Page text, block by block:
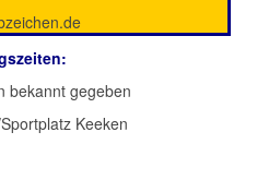
bekannt gegeben
Keeken